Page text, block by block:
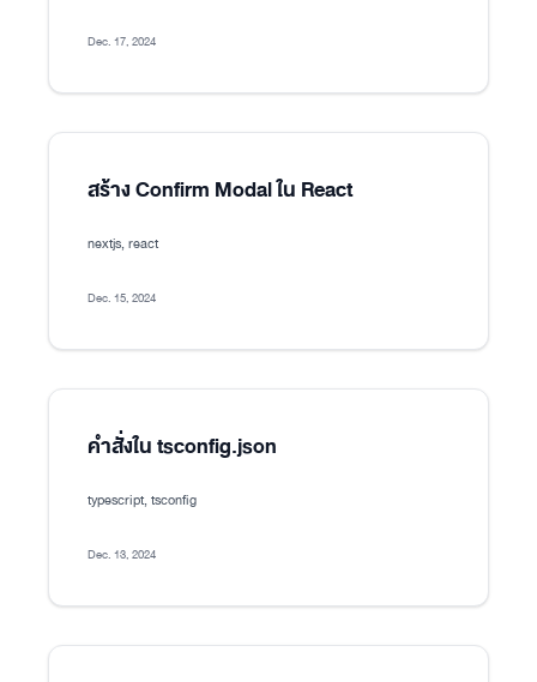
Dec. 17, 2024
สร้าง Confirm Modal ใน React
nextjs, react
Dec. 15, 2024
คำสั่งใน tsconfig.json
typescript, tsconfig
Dec. 13, 2024